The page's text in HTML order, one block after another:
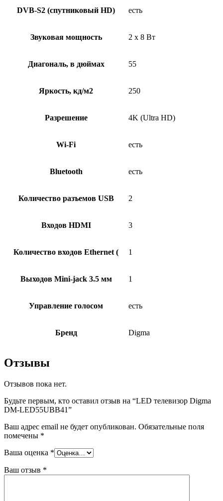
DVB-S2 (спутниковый HD) есть
Звуковая мощность 2 x 8 Вт
Диагональ, в дюймах 55
Яркость, кд/м2 250
Разрешение 4K (Ultra HD)
Wi-Fi есть
Bluetooth есть
Количество разъемов USB 2
Входов HDMI 3
Количество входов Ethernet ( 1
Выходов Mini-jack 3.5 мм 1
Управление голосом есть
Бренд Digma
Отзывы
Отзывов пока нет.
Будьте первым, кто оставил отзыв на “LED телевизор Digma
DM-LED55UBB41”
Ваш адрес email не будет опубликован. Обязательные поля
помечены *
Ваша оценка *
Ваш отзыв *